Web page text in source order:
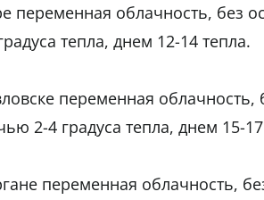
переменная облачность, без
тепла, днем 12-14 тепла.
переменная облачность,
2-4 градуса тепла, днем 15-
переменная облачность,